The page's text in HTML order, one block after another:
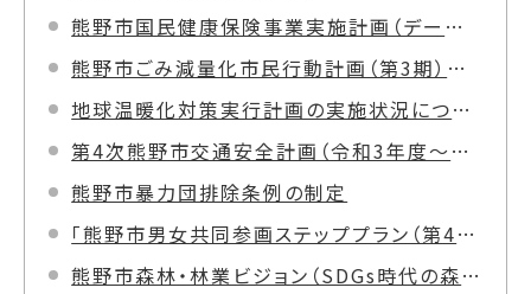
熊野市国民健康保険事業実施計画（データヘルス計画）＜R6～R11年度＞
熊野市ごみ減量化市民行動計画（第3期）を策定しました。
地球温暖化対策実行計画の実施状況について
第4次熊野市交通安全計画（令和3年度～令和7年度）
熊野市暴力団排除条例の制定
「熊野市男女共同参画ステッププラン（第4次基本計画）」
熊野市森林・林業ビジョン（SDGs時代の森林経営と持続的価値の創造を目指して）